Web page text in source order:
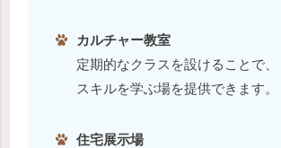
カルチャー教室
定期的なクラスを設けることで、
スキルを学ぶ場を提供できます。
住宅展示場